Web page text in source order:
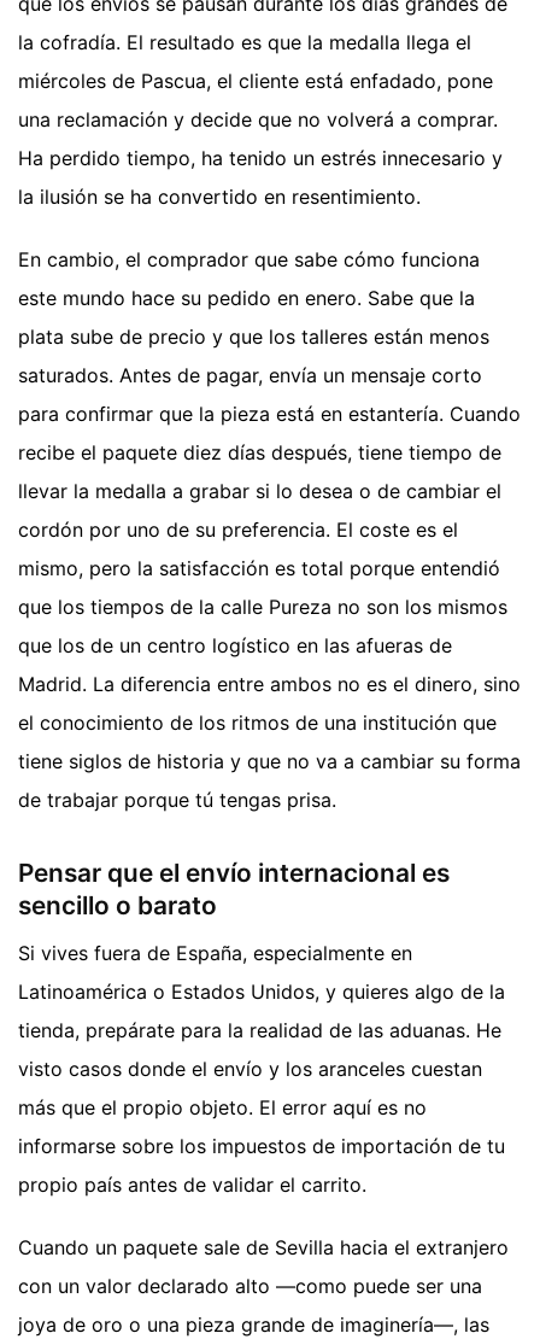
la cofradía. El resultado es que la medalla llega el
miércoles de Pascua, el cliente está enfadado, pone
una reclamación y decide que no volverá a comprar.
Ha perdido tiempo, ha tenido un estrés innecesario y
la ilusión se ha convertido en resentimiento.
En cambio, el comprador que sabe cómo funciona
este mundo hace su pedido en enero. Sabe que la
plata sube de precio y que los talleres están menos
saturados. Antes de pagar, envía un mensaje corto
para confirmar que la pieza está en estantería. Cuando
recibe el paquete diez días después, tiene tiempo de
llevar la medalla a grabar si lo desea o de cambiar el
cordón por uno de su preferencia. El coste es el
mismo, pero la satisfacción es total porque entendió
que los tiempos de la calle Pureza no son los mismos
que los de un centro logístico en las afueras de
Madrid. La diferencia entre ambos no es el dinero, sino
el conocimiento de los ritmos de una institución que
tiene siglos de historia y que no va a cambiar su forma
de trabajar porque tú tengas prisa.
Pensar que el envío internacional es
sencillo o barato
Si vives fuera de España, especialmente en
Latinoamérica o Estados Unidos, y quieres algo de la
tienda, prepárate para la realidad de las aduanas. He
visto casos donde el envío y los aranceles cuestan
más que el propio objeto. El error aquí es no
informarse sobre los impuestos de importación de tu
propio país antes de validar el carrito.
Cuando un paquete sale de Sevilla hacia el extranjero
con un valor declarado alto —como puede ser una
joya de oro o una pieza grande de imaginería—, las